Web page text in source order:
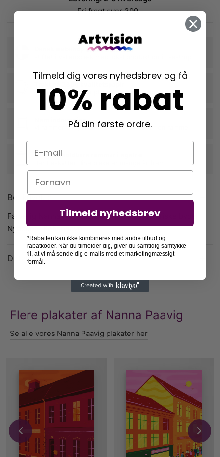
Fri fragt over 399,-
der fremhæver din plakats farver og form
Nem indramning
vi rammer din plakat ind, når du tilkøber en ramme
Langtidsholdbare rammer i egetræ
der beskytter dine plakater mange år frem
Beskrivelse
Farverig Nanna Paavig plakat med den historiske bydel
Nyboder i København.
Detaljer
Flere plakater af Nanna Paavig
Se alle vores Nanna Paavig plakater her
Tilmeld dig vores nyhedsbrev og få
10% rabat
På din første ordre.
E-mail
Navn
Tilmeld nyhedsbrev
*Rabatten kan ikke kombineres med andre tilbud og
rabatkoder. Når du tilmelder dig, giver du samtidig samtykke
til, at vi må sende dig e-mails med et marketingmæssigt
formål.